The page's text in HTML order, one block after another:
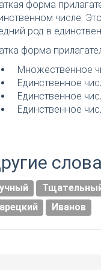
форма
числе.
род в
форма
Множественное
Единственное
Единственное
Единственное
слова
Иванов